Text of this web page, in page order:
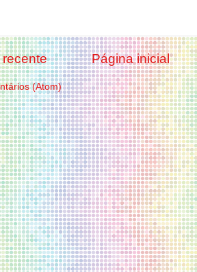
Página inicial
(Atom)